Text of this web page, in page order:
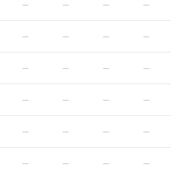
— — — —
— — — —
— — — —
— — — —
— — — —
— — — —